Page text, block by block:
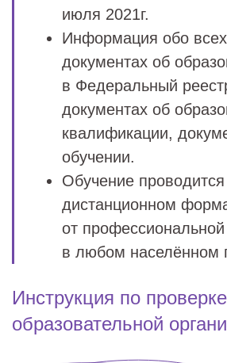
июля 2021г.
Информация обо
документах об
в Федеральный
документах об
квалификации,
обучении.
Обучение
дистанционном
от профессиональной
в любом населённом
Инструкция по
образовательной